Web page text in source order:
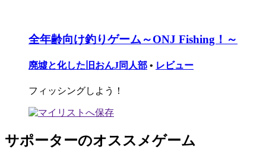
全年齢向け釣りゲーム～ONJ Fishing！～
廃墟と化した旧おんJ同人部 • レビュー
フィッシングしよう！
サポーターのオススメゲーム